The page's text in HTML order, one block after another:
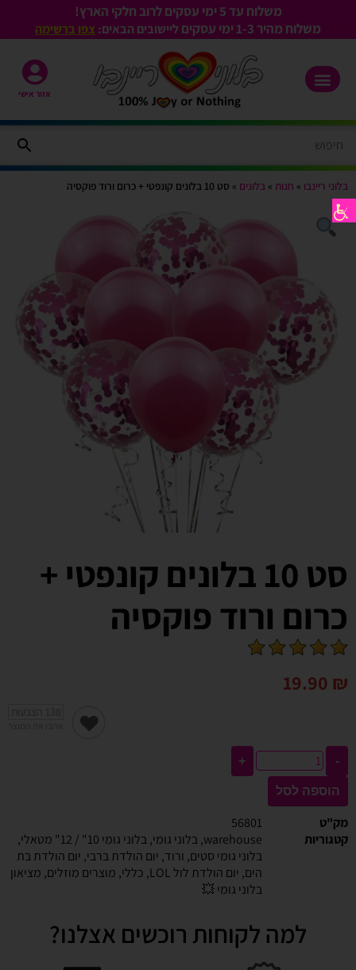
משלוח עד 5 ימי עסקים לרוב חלקי הארץ!
משלוח מהיר 1-3
ימי עסקים ליישובים הבאים: צפו ברשימה
אזור אישי
בלוני ריינבו » חנות » בלונים » סט 10 בלונים קונפטי + כרום ורוד פוקסיה
סט 10 בלונים קונפטי +
כרום ורוד פוקסיה
19.90 ₪
-
+
הוספה לסל
מק"ט
56801
קטגוריות
warehouse
,בלוני גומי,בלוני גומי 10" / 12" מטאלי
,
בלוני גומי סטים, ורוד, יום הולדת ברבי, יום הולדת בת
הים, יום הולדת לול LOL , כללי, מוצרים מוזלים, מציאון
בלוני גומי 💥
למה לקוחות רוכשים אצלנו?